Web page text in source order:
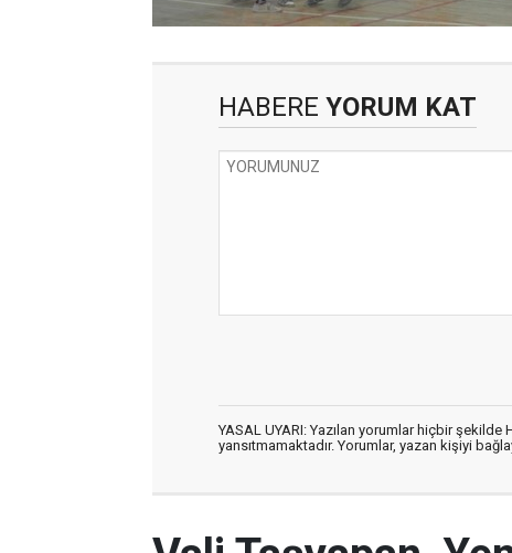
HABERE YORUM KAT
YASAL UYARI: Yazılan yorumlar hiçbir
yansıtmamaktadır. Yorumlar, yazan kişiyi